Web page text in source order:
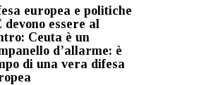
europea e politiche
devono essere al
Ceuta è un
d’allarme: è
di una vera difesa